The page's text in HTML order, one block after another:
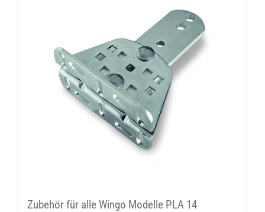
Zubehör für alle Wingo Modelle PLA 14